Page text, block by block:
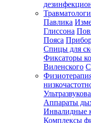
Павлика
Глиссона
Пояса
Спицы для
Фиксаторы
Виленского
Аппараты
Инвалидные
Комплексы